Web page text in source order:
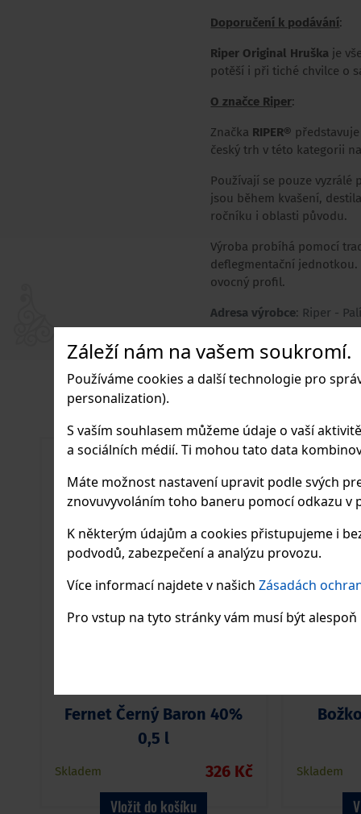
Záleží nám na vašem soukromí.
Používáme cookies a další technologie pro
personalization).
S vaším souhlasem můžeme údaje o vaší
a sociálních médií. Ti mohou tato data
Máte možnost nastavení upravit podle svých
znovuvyvoláním toho baneru pomocí odkazu v
K některým údajům a cookies přistupujeme i
podvodů, zabezpečení a analýzu provozu.
Více informací najdete v našichZásadách
Pro vstup na tyto stránky vám musí být
Doporučení k podávání:
Riper Original Hruška je
potěší i při tiché chvilce o
O značce Riper:
Značka RIPER®
český trh v této kategorii
Používají se pouze
jsou během kvašení,
ročníku i oblasti původu.
Výroba probíhá pomocí
deflegmentační
ovocný profil.
Adresa výrobce: Riper -
Fernet Černý Baron 40%
0,5 l
Skladem 326 Kč
Vložit do košíku
Skladem